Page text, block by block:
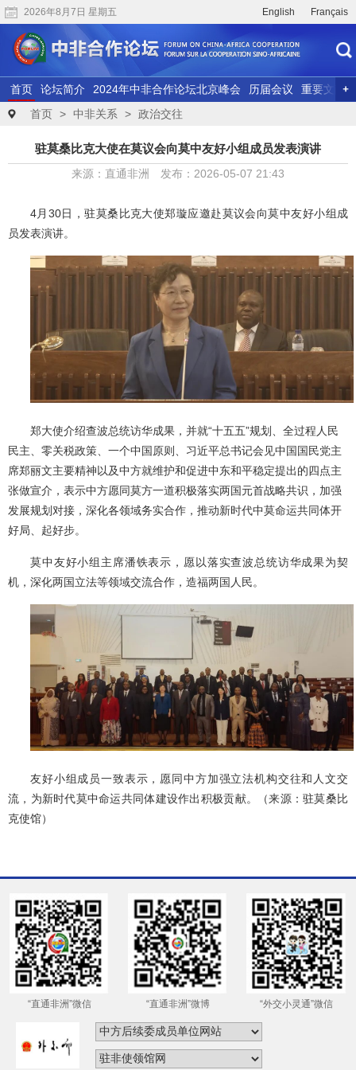
2026年8月7日 星期五 English Français
首页 论坛简介 2024年中非合作论坛北京峰会 历届会议
重要文献
联合研究
精彩视频
首页 > 中非关系 > 政治交往
驻莫桑比克大使在莫议会向莫中友好小组成员发表演讲
来源：直通非洲 发布：2026-05-07 21:43
4月30日，驻莫桑比克大使郑璇应邀赴莫议会向莫中友好小组成
员发表演讲。
郑大使介绍查波总统访华成果， 并就“十五五”规划、全过程人民
民主、零关税政策、一个中国原则、习近平总书记会见中国国民党主
席郑丽文主要精神以及中方就维护和促进中东和平稳定提出的四点主
张做宣介，表示中方愿同莫方一道积极落实两国元首战略共识，加强
发展规划对接，深化各领域务实合作，推动新时代中莫命运共同体开
好局、起好步。
莫中友好小组 主席潘铁表示，愿以落实查波总统访华成果为契
机，深化两国立法等领域交流合作，造福两国人民。
友好小组成员一致表示，愿同中方加强立法机构交往和人文交
流，为新时代莫中命运共同体建设作出积极贡献。（来源：驻莫桑比
克使馆）
“直通非洲”微信 “直通非洲”微博 “外交小灵通”微信